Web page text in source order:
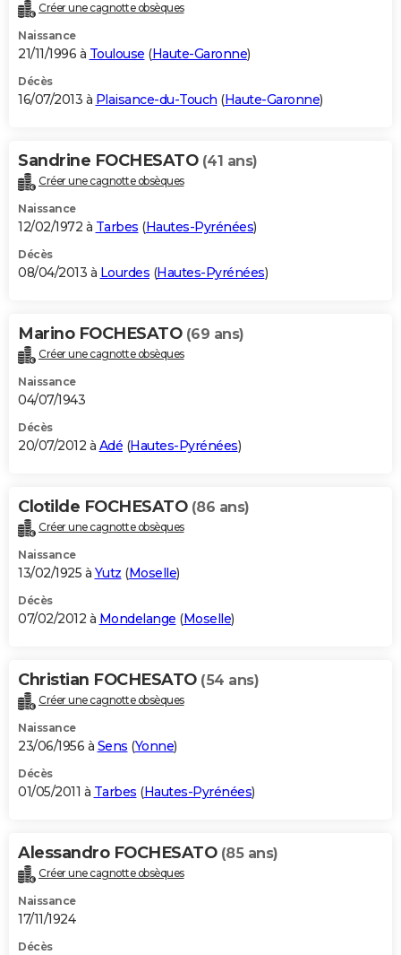
Créer une cagnotte obsèques
Naissance
21/11/1996 à Toulouse (Haute-Garonne)
Décès
16/07/2013 à Plaisance-du-Touch (Haute-Garonne)
Sandrine FOCHESATO (41 ans)
Créer une cagnotte obsèques
Naissance
12/02/1972 à Tarbes (Hautes-Pyrénées)
Décès
08/04/2013 à Lourdes (Hautes-Pyrénées)
Marino FOCHESATO (69 ans)
Créer une cagnotte obsèques
Naissance
04/07/1943
Décès
20/07/2012 à Adé (Hautes-Pyrénées)
Clotilde FOCHESATO (86 ans)
Créer une cagnotte obsèques
Naissance
13/02/1925 à Yutz (Moselle)
Décès
07/02/2012 à Mondelange (Moselle)
Christian FOCHESATO (54 ans)
Créer une cagnotte obsèques
Naissance
23/06/1956 à Sens (Yonne)
Décès
01/05/2011 à Tarbes (Hautes-Pyrénées)
Alessandro FOCHESATO (85 ans)
Créer une cagnotte obsèques
Naissance
17/11/1924
Décès